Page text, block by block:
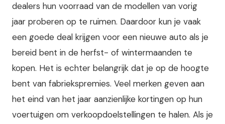
dealers hun voorraad van de modellen van vorig
jaar proberen op te ruimen. Daardoor kun je vaak
een goede deal krijgen voor een nieuwe auto als je
bereid bent in de herfst- of wintermaanden te
kopen. Het is echter belangrijk dat je op de hoogte
bent van fabriekspremies. Veel merken geven aan
het eind van het jaar aanzienlijke kortingen op hun
voertuigen om verkoopdoelstellingen te halen. Als je